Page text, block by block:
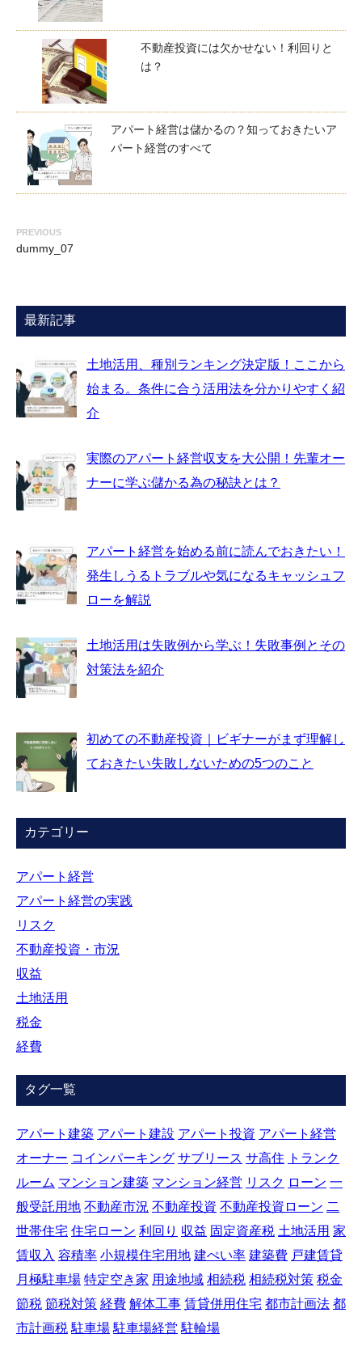
不動産投資には欠かせない！利回りと
は？
アパート経営は儲かるの？知っておきたいア
パート経営のすべて
Navigation
PREVIOUS
dummy_07
最新記事
土地活用、種別ランキング決定版！ここから
始まる。条件に合う活用法を分かりやすく紹
介
実際のアパート経営収支を大公開！先輩オー
ナーに学ぶ儲かる為の秘訣とは？
アパート経営を始める前に読んでおきたい！
発生しうるトラブルや気になるキャッシュフ
ローを解説
土地活用は失敗例から学ぶ！失敗事例とその
対策法を紹介
初めての不動産投資｜ビギナーがまず理解し
ておきたい失敗しないための5つのこと
カテゴリー
アパート経営
アパート経営の実践
リスク
不動産投資・市況
収益
土地活用
税金
経費
タグ一覧
アパート建築 アパート建設 アパート投資 アパート経営
オーナー コインパーキング サブリース サ高住
トランク
ルーム マンション建築 マンション経営 リスク ローン 一
般受託用地 不動産市況 不動産投資 不動産投資ローン 二
世帯住宅 住宅ローン 利回り 収益 固定資産税 土地活用 家
賃収入 容積率 小規模住宅用地 建ぺい率 建築費 戸建賃貸
月極駐車場 特定空き家 用途地域 相続税 相続税対策 税金
節税 節税対策 経費 解体工事 賃貸併用住宅 都市計画法 都
市計画税 駐車場 駐車場経営 駐輪場